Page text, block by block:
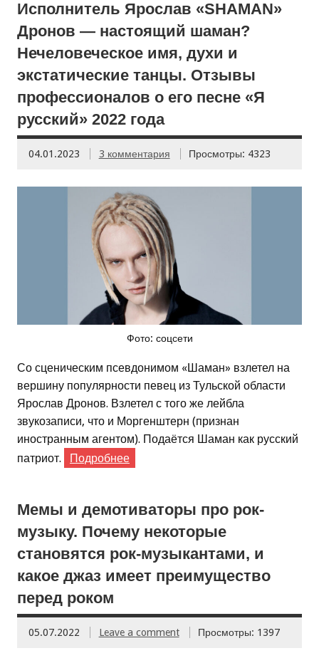
Исполнитель Ярослав «SHAMAN»
Дронов — настоящий шаман?
Нечеловеческое имя, духи и
экстатические танцы. Отзывы
профессионалов о его песне «Я
русский» 2022 года
04.01.2023 3 комментария Просмотры: 4323
Фото: соцсети
Со сценическим псевдонимом «Шаман» взлетел на
вершину популярности певец из Тульской области
Ярослав Дронов. Взлетел с того же лейбла
звукозаписи, что и Моргенштерн (признан
иностранным агентом). Подаётся Шаман как русский
патриот.
Подробнее
Мемы и демотиваторы про рок-
музыку. Почему некоторые
становятся рок-музыкантами, и
какое джаз имеет преимущество
перед роком
05.07.2022 Leave a comment Просмотры: 1397